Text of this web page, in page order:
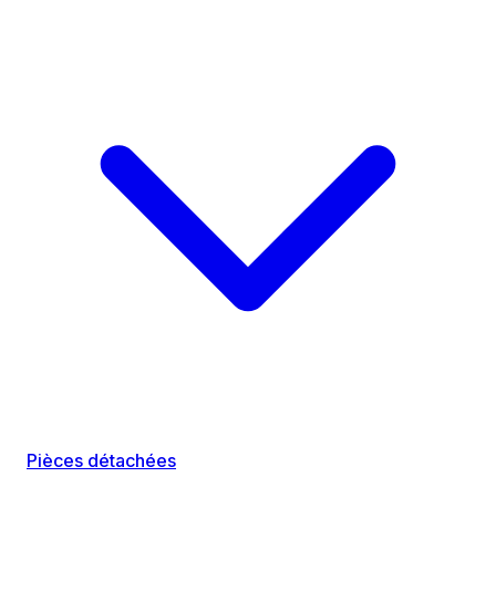
Pièces détachées